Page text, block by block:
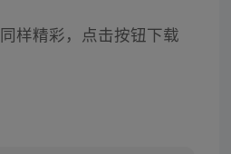
同样精彩，点击按钮下载